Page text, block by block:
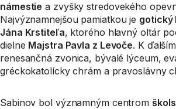
námestie a zvyšky stredovekého
Najvýznamnejšou pamiatkou je gotický
Jána Krstiteľa, ktorého hlavný oltár
dielne Majstra Pavla z Levoče. K
renesančná zvonica, bývalé lýceum,
gréckokatolícky chrám a pravoslávny
Sabinov bol významným centrom